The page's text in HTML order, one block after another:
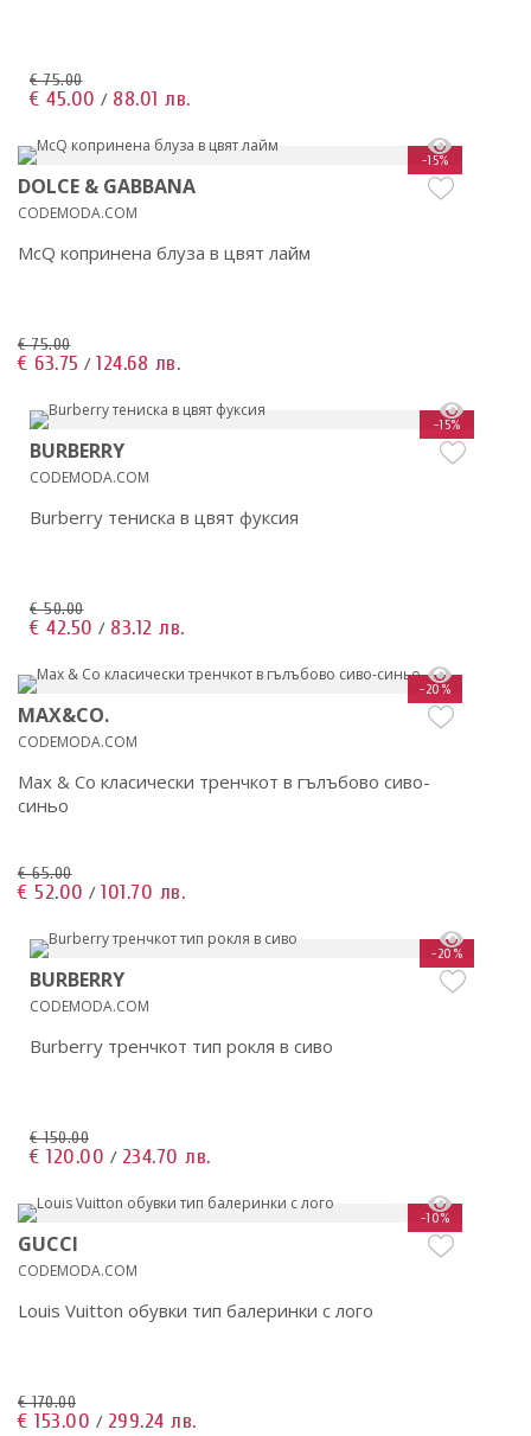
€ 75.00
€ 45.00 / 88.01 лв.
-15%
DOLCE & GABBANA
CODEMODA.COM
McQ копринена блуза в цвят лайм
€ 75.00
€ 63.75 / 124.68 лв.
-15%
BURBERRY
CODEMODA.COM
Burberry тениска в цвят фуксия
€ 50.00
€ 42.50 / 83.12 лв.
-20%
MAX&CO.
CODEMODA.COM
Max & Co класически тренчкот в гълъбово сиво-
синьо
€ 65.00
€ 52.00 / 101.70 лв.
-20%
BURBERRY
CODEMODA.COM
Burberry тренчкот тип рокля в сиво
€ 150.00
€ 120.00 / 234.70 лв.
-10%
GUCCI
CODEMODA.COM
Louis Vuitton обувки тип балеринки с лого
€ 170.00
€ 153.00 / 299.24 лв.